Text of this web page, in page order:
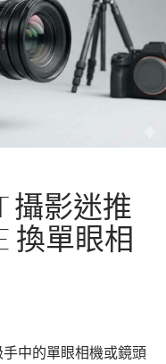
攝影迷推
換單眼相
中的單眼相機或鏡頭